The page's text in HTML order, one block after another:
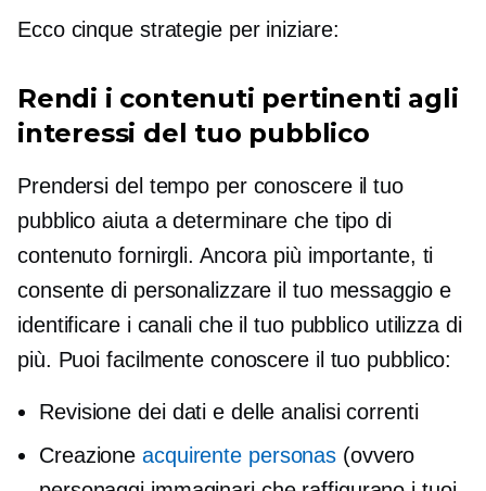
Ecco cinque strategie per iniziare:
Rendi i contenuti pertinenti agli
interessi del tuo pubblico
Prendersi del tempo per conoscere il tuo
pubblico aiuta a determinare che tipo di
contenuto fornirgli. Ancora più importante, ti
consente di personalizzare il tuo messaggio e
identificare i canali che il tuo pubblico utilizza di
più. Puoi facilmente conoscere il tuo pubblico:
Revisione dei dati e delle analisi correnti
Creazioneacquirente personas (ovvero